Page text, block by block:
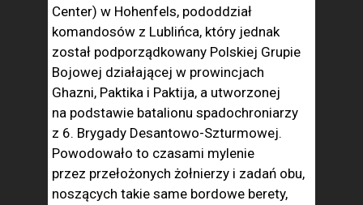
Center) w Hohenfels, pododdział
komandosów z Lublińca, który jednak
został podporządkowany Polskiej Grupie
Bojowej działającej w prowincjach
Ghazni, Paktika i Paktija, a utworzonej
na podstawie batalionu spadochroniarzy
z 6. Brygady Desantowo-Szturmowej.
Powodowało to czasami mylenie
przez przełożonych żołnierzy i zadań obu,
noszących takie same bordowe berety,